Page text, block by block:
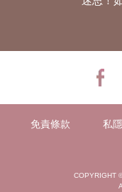
免責條款 私
COPYRIGHT